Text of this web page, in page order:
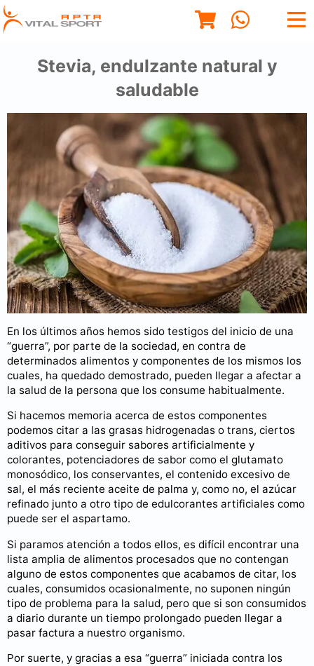
Stevia, endulzante natural y
saludable
En los últimos años hemos sido testigos del inicio de una
“guerra”, por parte de la sociedad, en contra de
determinados alimentos y componentes de los mismos los
cuales, ha quedado demostrado, pueden llegar a afectar a
la salud de la persona que los consume habitualmente.
Si hacemos memoria acerca de estos componentes
podemos citar a las grasas hidrogenadas o trans, ciertos
aditivos para conseguir sabores artificialmente y
colorantes, potenciadores de sabor como el glutamato
monosódico, los conservantes, el contenido excesivo de
sal, el más reciente aceite de palma y, como no, el azúcar
refinado junto a otro tipo de edulcorantes artificiales como
puede ser el aspartamo.
Si paramos atención a todos ellos, es difícil encontrar una
lista amplia de alimentos procesados que no contengan
alguno de estos componentes que acabamos de citar, los
cuales, consumidos ocasionalmente, no suponen ningún
tipo de problema para la salud, pero que si son consumidos
a diario durante un tiempo prolongado pueden llegar a
pasar factura a nuestro organismo.
Por suerte, y gracias a esa “guerra” iniciada contra los